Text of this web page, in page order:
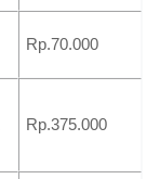
Rp.70.000
Rp.375.000